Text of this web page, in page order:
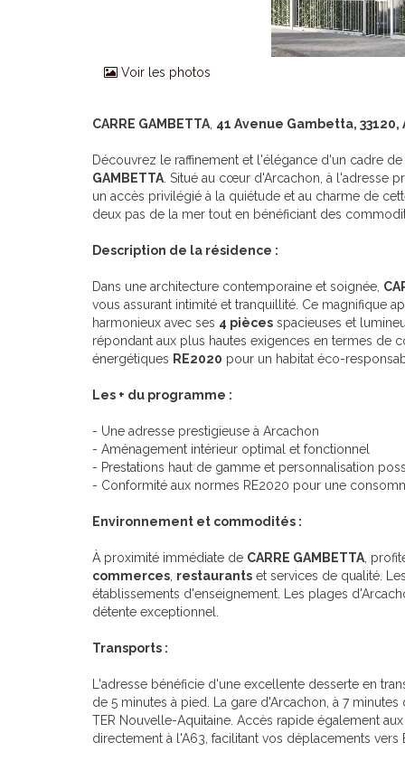
Voir les photos
CARRE GAMBETTA 41 Avenue Gambetta, 33120,
Découvrez le raffinement et l'élégance d'un cadre
GAMBETTA . Situé au cœur d'Arcachon, à l'adresse
un accès privilégié à la quiétude et au charme de
deux pas de la mer tout en bénéficiant des
Description de la résidence :
Dans une architecture contemporaine et soignée,
vous assurant intimité et tranquillité. Ce magnifique
harmonieux avec ses 4 pièces spacieuses et
répondant aux plus hautes exigences en termes de
énergétiques RE2020 pour un habitat éco-
Les + du programme :
- Une adresse prestigieuse à Arcachon
- Aménagement intérieur optimal et fonctionnel
- Prestations haut de gamme et personnalisation
- Conformité aux normes RE2020 pour une
Environnement et commodités :
À proximité immédiate de CARRE GAMBETTA ,
commerces restaurants et services de qualité.
établissements d'enseignement. Les plages
détente exceptionnel.
Transports :
L'adresse bénéficie d'une excellente desserte en
de 5 minutes à pied. La gare d'Arcachon, à 7
TER Nouvelle-Aquitaine. Accès rapide également
directement à l'A63, facilitant vos déplacements vers